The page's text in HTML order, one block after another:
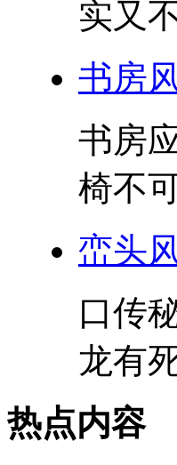
实又
书房
书房
椅不
峦头
口传
龙有
热点内容